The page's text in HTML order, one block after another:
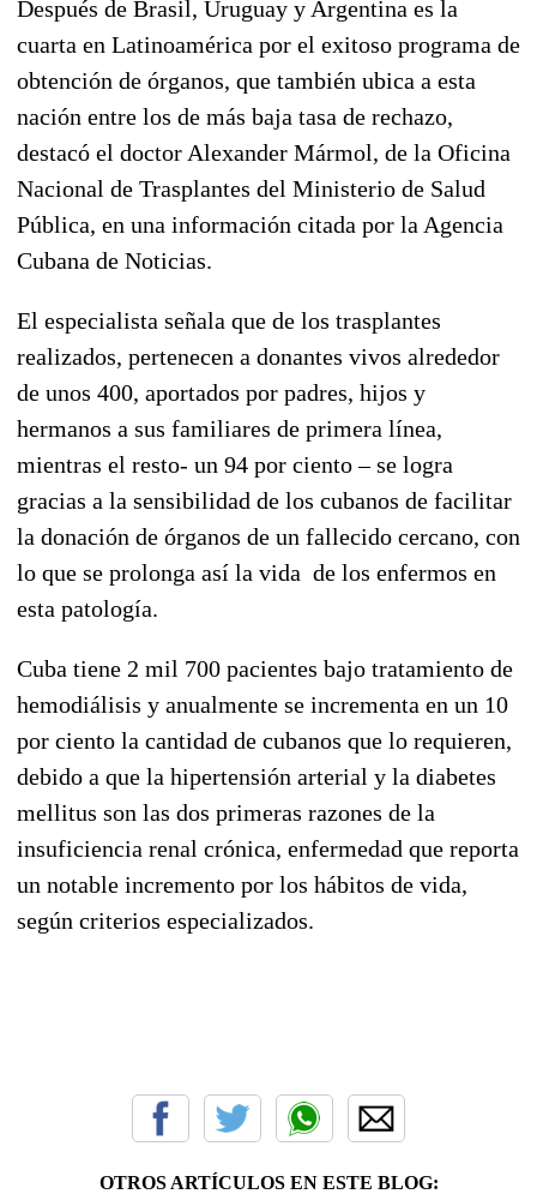
Después de Brasil, Uruguay y Argentina es la
cuarta en Latinoamérica por el exitoso programa de
obtención de órganos, que también ubica a esta
nación entre los de más baja tasa de rechazo,
destacó el doctor Alexander Mármol, de la Oficina
Nacional de Trasplantes del Ministerio de Salud
Pública, en una información citada por la Agencia
Cubana de Noticias.
El especialista señala que de los trasplantes
realizados, pertenecen a donantes vivos alrededor
de unos 400, aportados por padres, hijos y
hermanos a sus familiares de primera línea,
mientras el resto- un 94 por ciento – se logra
gracias a la sensibilidad de los cubanos de facilitar
la donación de órganos de un fallecido cercano, con
lo que se prolonga así la vida de los enfermos en
esta patología.
Cuba tiene 2 mil 700 pacientes bajo tratamiento de
hemodiálisis y anualmente se incrementa en un 10
por ciento la cantidad de cubanos que lo requieren,
debido a que la hipertensión arterial y la diabetes
mellitus son las dos primeras razones de la
insuficiencia renal crónica, enfermedad que reporta
un notable incremento por los hábitos de vida,
según criterios especializados.
OTROS ARTÍCULOS EN ESTE BLOG: